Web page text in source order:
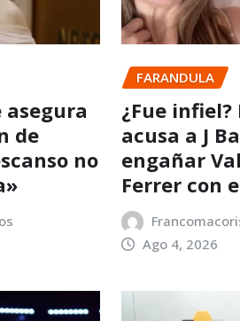
asegura
de
no
FARANDULA
¿Fue infiel?
acusa a J
engañar
Ferrer con
Ago 4, 2026